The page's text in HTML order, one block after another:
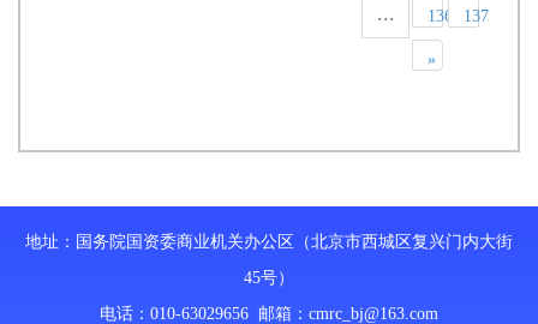
... 136 137
»
地址：国务院国资委商业机关办公区（北京市西城区复兴门内大街
45号）
电话：010-63029656 邮箱： cmrc_bj@163.com